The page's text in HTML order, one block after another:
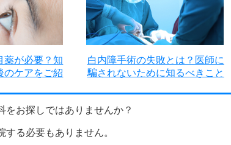
薬が必要？知
のケアをご紹
白内障手術の失敗とは？医師に
騙されないために知るべきこと
をお探しではありませんか？
る必要もありません。